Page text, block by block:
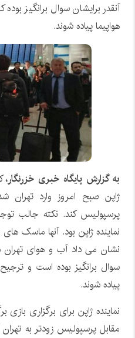
آنقدر برایشان سوال برانگیز
هواپیما پیاده شوند.
به گزارش پایگاه خبری خزرنگار،
ژاپن صبح امروز وارد تهران
پرسپولیس کند. نکته جالب
نماینده ژاپن بود. آنها ماسک
نشان می داد آب و هوای تهران
سوال برانگیز بوده است و
پیاده شوند.
نماینده ژاپن برای برگزاری
مقابل پرسپولیس زودتر به